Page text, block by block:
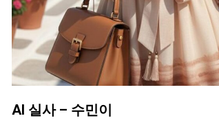
AI 실사 – 수민이